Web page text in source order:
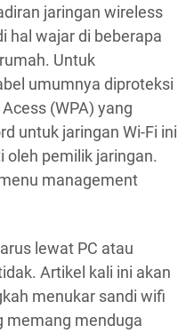
jaringan wireless
hal wajar di beberapa
Untuk
umumnya diproteksi
(WPA) yang
untuk jaringan Wi-Fi ini
oleh pemilik jaringan.
management
lewat PC atau
Artikel kali ini akan
menukar sandi wifi
memang menduga